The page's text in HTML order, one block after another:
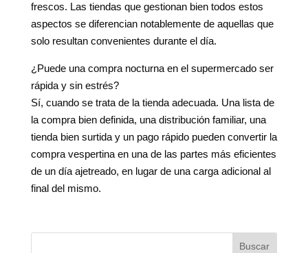
frescos. Las tiendas que gestionan bien todos estos
aspectos se diferencian notablemente de aquellas que
solo resultan convenientes durante el día.
¿Puede una compra nocturna en el supermercado ser
rápida y sin estrés?
Sí, cuando se trata de la tienda adecuada. Una lista de
la compra bien definida, una distribución familiar, una
tienda bien surtida y un pago rápido pueden convertir la
compra vespertina en una de las partes más eficientes
de un día ajetreado, en lugar de una carga adicional al
final del mismo.
Buscar